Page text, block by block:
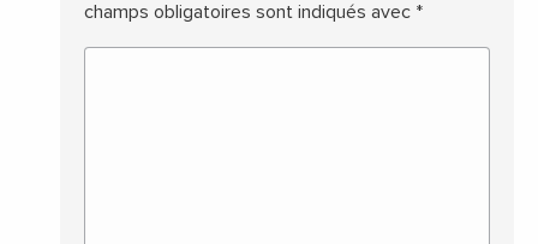
champs obligatoires sont indiqués avec *